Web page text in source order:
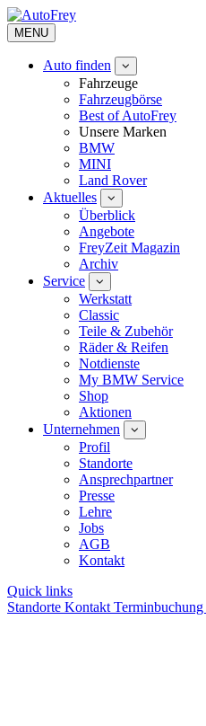
MENU
Auto finden
Fahrzeuge
Fahrzeugbörse
Best of AutoFrey
Unsere Marken
BMW
MINI
Land Rover
Aktuelles
Überblick
Angebote
FreyZeit Magazin
Archiv
Service
Werkstatt
Classic
Teile & Zubehör
Räder & Reifen
Notdienste
My BMW Service
Shop
Aktionen
Unternehmen
Profil
Standorte
Ansprechpartner
Presse
Lehre
Jobs
AGB
Kontakt
Quick links
Standorte Kontakt Terminbuchung